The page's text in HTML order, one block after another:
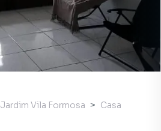
Jardim Vila Formosa
Casa